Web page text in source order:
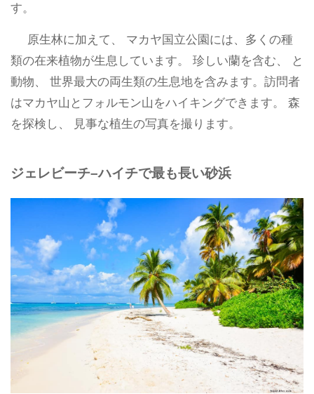
す。
原生林に加えて、 マカヤ国立公園には、多くの種
類の在来植物が生息しています。 珍しい蘭を含む、 と
動物、 世界最大の両生類の生息地を含みます。訪問者
はマカヤ山とフォルモン山をハイキングできます。 森
を探検し、 見事な植生の写真を撮ります。
ジェレビーチ–ハイチで最も長い砂浜